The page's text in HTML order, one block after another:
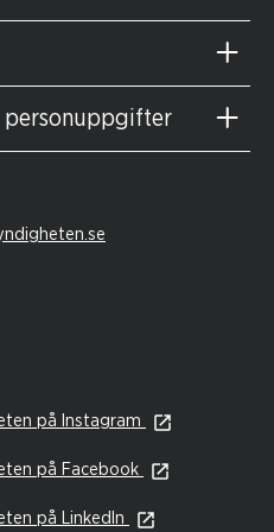
personuppgifter
på Instagram
på Facebook
på LinkedIn